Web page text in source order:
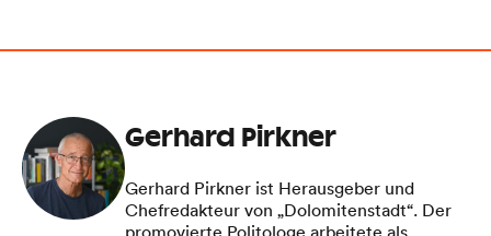
Gerhard Pirkner
Gerhard Pirkner ist Herausgeber und
Chefredakteur von „Dolomitenstadt“. Der
promovierte Politologe arbeitete als